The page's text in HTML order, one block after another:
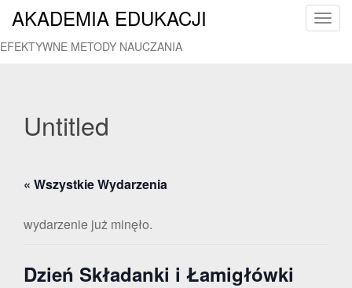
T
AKADEMIA EDUKACJI
EFEKTYWNE METODY NAUCZANIA
Untitled
« Wszystkie Wydarzenia
wydarzenie już minęło.
Dzień Składanki i Łamigłówki